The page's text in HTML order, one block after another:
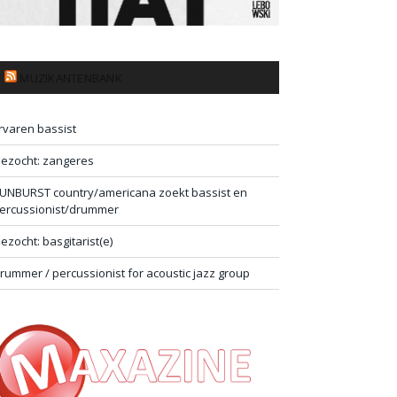
bassist
zangeres
country/americana zoekt bassist en
drummer
basgitarist(e)
/ percussionist for acoustic jazz group